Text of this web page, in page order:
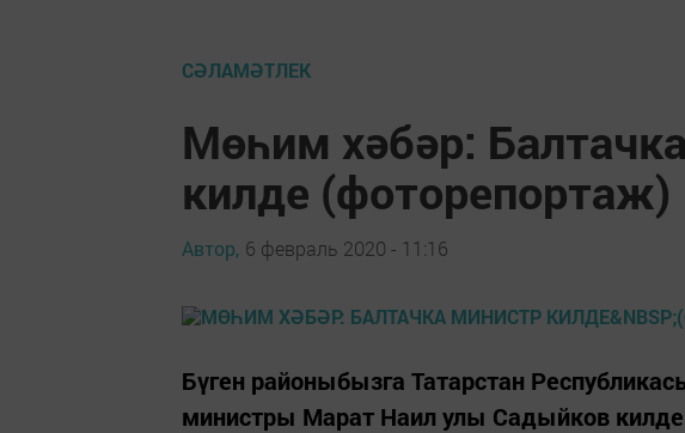
СӘЛАМӘТЛЕК
Мөһим хәбәр:
килде (фоторепортаж)
Автор, 6 февраль 2020 - 11:16
Бүген районыбызга Татарстан
министры Марат Наил улы Садыйков